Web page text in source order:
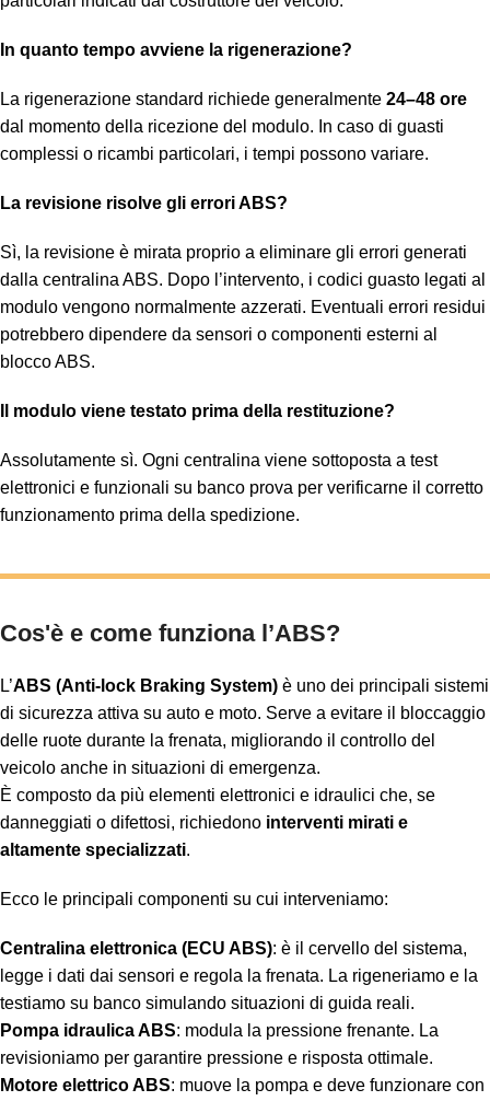
In quanto tempo avviene la rigenerazione?
La rigenerazione standard richiede generalmente 24–48 ore
dal momento della ricezione del modulo. In caso di guasti
complessi o ricambi particolari, i tempi possono variare.
La revisione risolve gli errori ABS?
Sì, la revisione è mirata proprio a eliminare gli errori generati
dalla centralina ABS. Dopo l’intervento, i codici guasto legati al
modulo vengono normalmente azzerati. Eventuali errori residui
potrebbero dipendere da sensori o componenti esterni al
blocco ABS.
Il modulo viene testato prima della restituzione?
Assolutamente sì. Ogni centralina viene sottoposta a test
elettronici e funzionali su banco prova per verificarne il corretto
funzionamento prima della spedizione.
Cos'è e come funziona l’ABS?
L’ABS (Anti-lock Braking System) è uno dei principali sistemi
di sicurezza attiva su auto e moto. Serve a evitare il bloccaggio
delle ruote durante la frenata, migliorando il controllo del
veicolo anche in situazioni di emergenza.
È composto da più elementi elettronici e idraulici che, se
danneggiati o difettosi, richiedono interventi mirati e
altamente specializzati.
Ecco le principali componenti su cui interveniamo:
Centralina elettronica (ECU ABS): è il cervello del sistema,
legge i dati dai sensori e regola la frenata. La rigeneriamo e la
testiamo su banco simulando situazioni di guida reali.
Pompa idraulica ABS: modula la pressione frenante. La
revisioniamo per garantire pressione e risposta ottimale.
Motore elettrico ABS: muove la pompa e deve funzionare con